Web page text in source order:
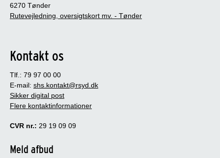
6270 Tønder
Rutevejledning, oversigtskort mv. - Tønder
Kontakt os
Tlf.: 79 97 00 00
E-mail: shs.kontakt@rsyd.dk
Sikker digital post
Flere kontaktinformationer
CVR nr.: 29 19 09 09
Meld afbud